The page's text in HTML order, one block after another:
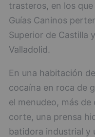
trasteros, en los
Guías Caninos
Superior de Castilla
Valladolid.
En una habitación
cocaína en roca de
el menudeo, más
corte, una prensa
batidora industrial y